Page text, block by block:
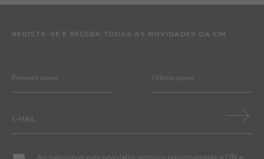
REGISTE-SE E RECEBA TODAS AS NOVIDADES DA CIN